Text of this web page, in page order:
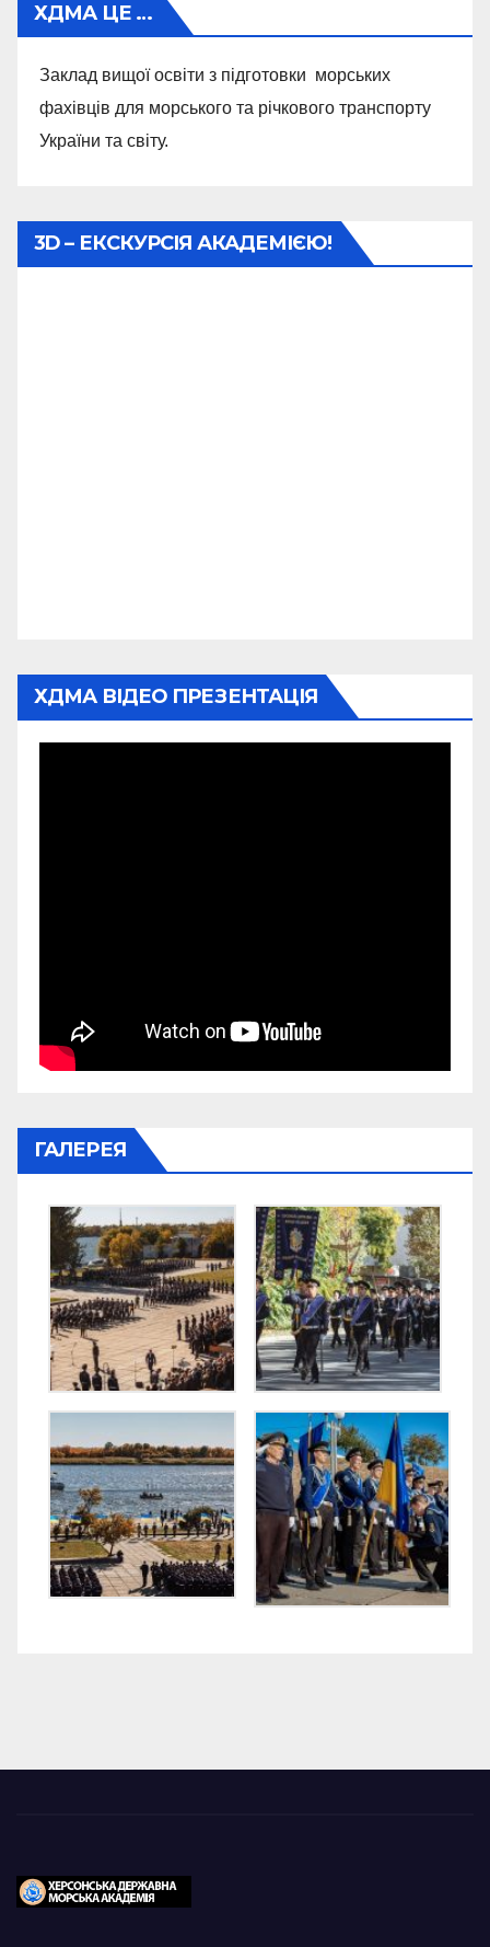
ХДМА ЦЕ …
Заклад вищої освіти з підготовки морських
фахівців для морського та річкового транспорту
України та світу.
3D – ЕКСКУРСІЯ АКАДЕМІЄЮ!
ХДМА ВІДЕО ПРЕЗЕНТАЦІЯ
ГАЛЕРЕЯ